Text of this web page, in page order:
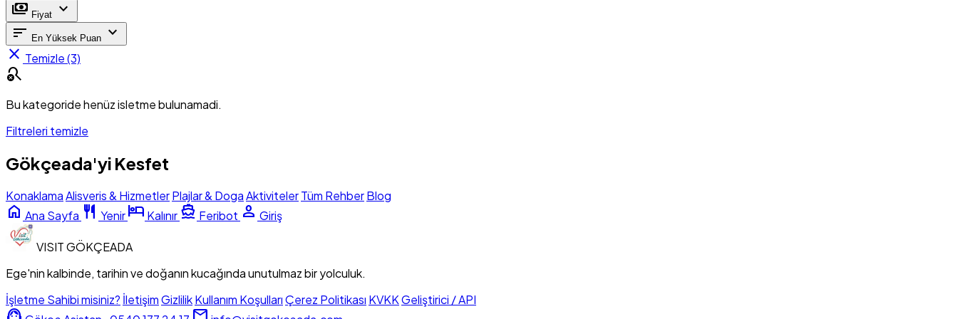
payments Fiyat
expand_more
sort En Yüksek Puan
expand_more
close Temizle (3)
search_off
Bu kategoride henüz isletme bulunamadi.
Filtreleri temizle
Gökçeada'yi Kesfet
KonaklamaAlisveris & HizmetlerPlajlar & DogaAktivitelerTüm RehberBlog
home Ana Sayfa restaurant Yenirhotel Kalınır directions_boat Feribot person Giriş
VISITGÖKÇEADA
Ege'nin kalbinde, tarihin ve doğanın kucağında unutulmaz bir yolculuk.
İşletme Sahibi misiniz? İletişimGizlilikKullanım KoşullarıÇerez Politikası KVKKGeliştirici / API